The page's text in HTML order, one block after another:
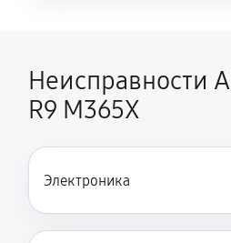
Неисправности
R9 M365X
Электроника